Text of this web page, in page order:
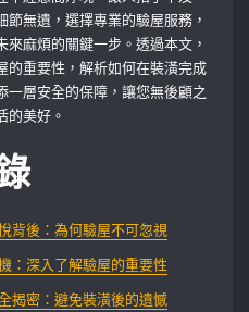
節無遺，選擇專業的驗屋服務，
來麻煩的關鍵一步。透過本文，
的重要性，解析如何在裝潢完成
一層安全的保障，讓您無後顧之
的美好。
背後：為何驗屋不可忽視
：深入了解驗屋的重要性
揭密：避免裝潢後的遺憾